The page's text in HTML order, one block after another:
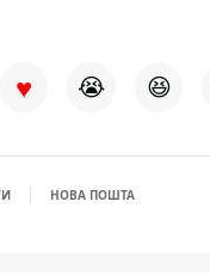
♥ 😭 😆
НОВА ПОШТА